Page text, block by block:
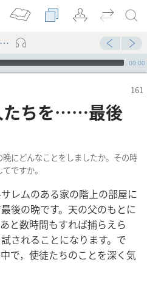
ージ
00:00
たちを……最後
にどんなことをしましたか。その時
ですか。
レムのある家の階上の部屋に
後の晩です。天の父のもとに
と数時間もすれば捕らえら
されることになります。で
で，使徒たちのことを深く気